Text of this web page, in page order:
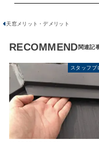
天窓メリット・デメリット
RECOMMEND
スタッフブ